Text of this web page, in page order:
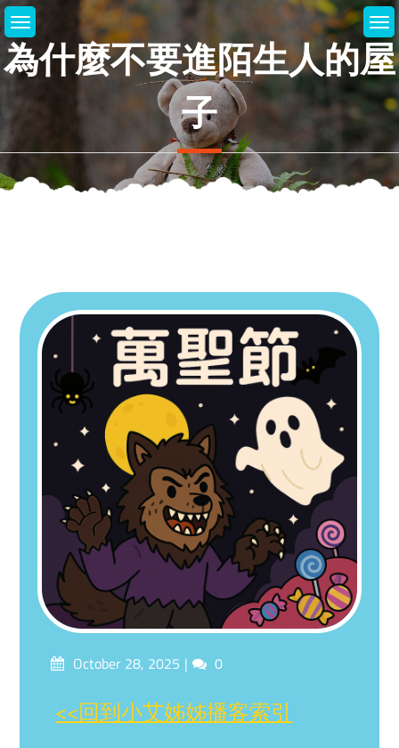
Skip
to
content
為什麼不要進陌生人的屋
子
PostedOctober 28, 2025 Comments
0
<<回到小艾姊姊播客索引